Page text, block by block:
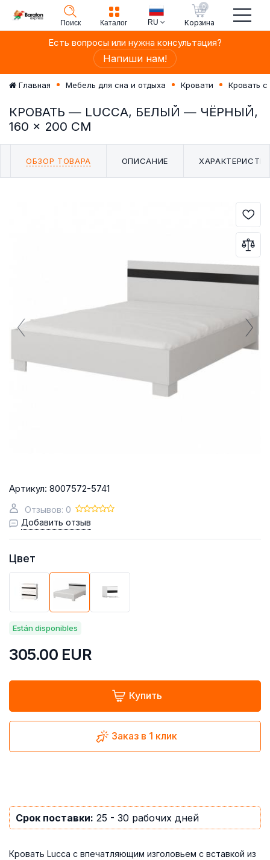
Поиск Каталог RU
0
Корзина
Есть вопросы или нужна консультация?
Напиши нам!
Главная Мебель для сна и отдыха Кровати Кровать
КРОВАТЬ — LUCCA, БЕЛЫЙ — ЧЁРНЫЙ,
160 × 200 СМ
ОБЗОР ТОВАРА ОПИСАНИЕ
Артикул: 8007572-5741
Отзывов: 0
Добавить отзыв
Цвет
Están disponibles
305.00 EUR
Купить
Заказ в 1 клик
Срок поставки: 25 - 30 рабочих дней
Кровать Lucca с впечатляющим изголовьем с вставкой из